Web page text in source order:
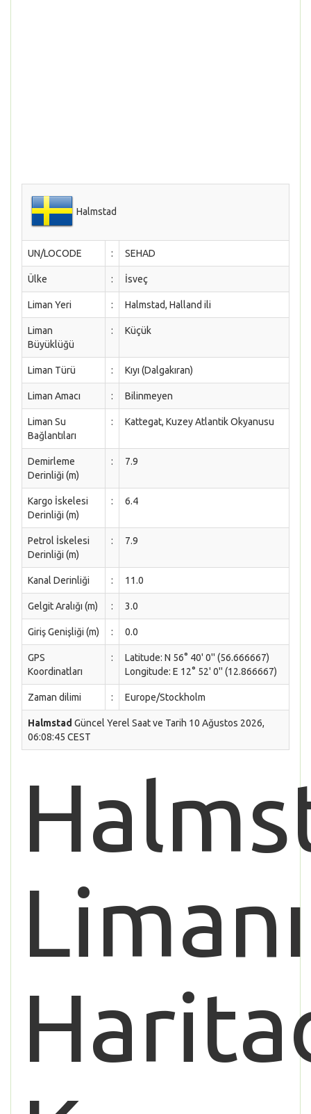
Halmstad
UN/LOCODE : SEHAD
Ülke : İsveç
Liman Yeri : Halmstad, Halland ili
Liman
Büyüklüğü
: Küçük
Liman Türü : Kıyı (Dalgakıran)
Liman Amacı : Bilinmeyen
Liman Su
Bağlantıları
: Kattegat, Kuzey Atlantik Okyanusu
Demirleme
Derinliği (m)
: 7.9
Kargo İskelesi
Derinliği (m)
: 6.4
Petrol İskelesi
Derinliği (m)
: 7.9
Kanal Derinliği : 11.0
Gelgit Aralığı (m) : 3.0
Giriş Genişliği (m) : 0.0
GPS
Koordinatları
:
Latitude: N 56° 40' 0'' (56.666667)
Longitude: E 12° 52' 0'' (12.866667)
Zaman dilimi : Europe/Stockholm
Halmstad Güncel Yerel Saat ve Tarih 10 Ağustos 2026,
06:08:45 CEST
Limanı